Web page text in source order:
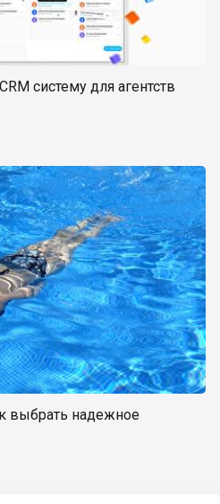
систему для агентств
выбрать надежное